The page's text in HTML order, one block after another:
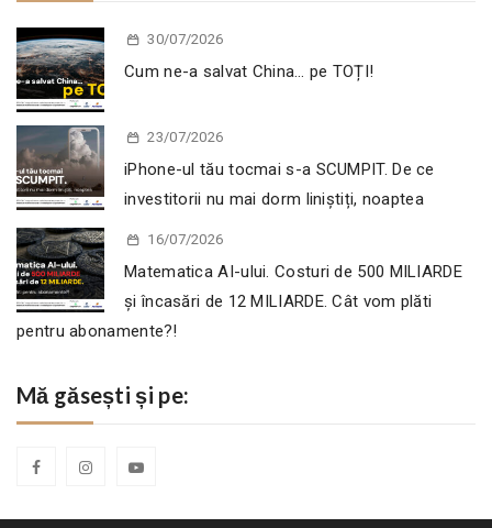
30/07/2026
Cum ne-a salvat China… pe TOȚI!
23/07/2026
iPhone-ul tău tocmai s-a SCUMPIT. De ce
investitorii nu mai dorm liniștiți, noaptea
16/07/2026
Matematica AI-ului. Costuri de 500 MILIARDE
și încasări de 12 MILIARDE. Cât vom plăti
pentru abonamente?!
Mă găsești și pe: